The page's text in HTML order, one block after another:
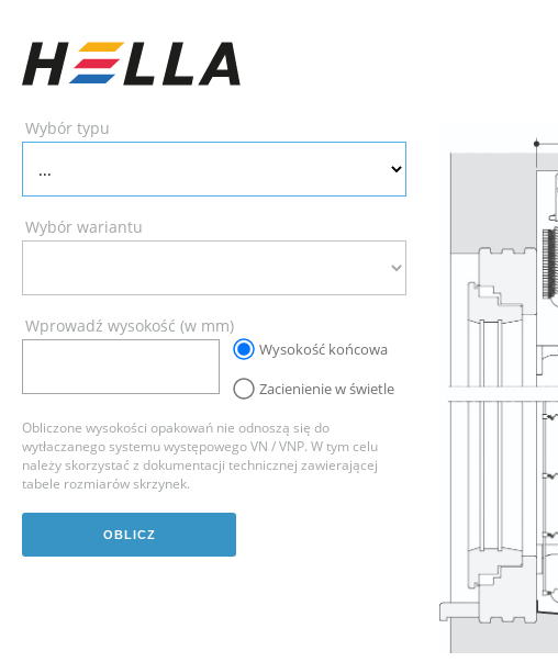
Wybór typu
Wybór wariantu
Wprowadź wysokość (w mm)
Wysokość końcowa
Zacienienie w świetle
Obliczone wysokości opakowań nie odnoszą się do
wytłaczanego systemu występowego VN / VNP. W tym celu
należy skorzystać z dokumentacji technicznej zawierającej
tabele rozmiarów skrzynek.